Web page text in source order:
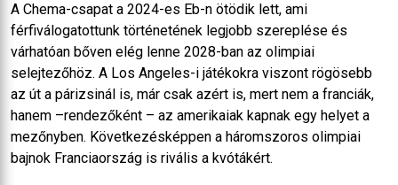
A Chema-csapat a 2024-es Eb-n ötödik lett, ami
férfiválogatottunk történetének legjobb szereplése és
várhatóan bőven elég lenne 2028-ban az olimpiai
selejtezőhöz. A Los Angeles-i játékokra viszont rögösebb
az út a párizsinál is, már csak azért is, mert nem a franciák,
hanem –rendezőként – az amerikaiak kapnak egy helyet a
mezőnyben. Következésképpen a háromszoros olimpiai
bajnok Franciaország is rivális a kvótákért.